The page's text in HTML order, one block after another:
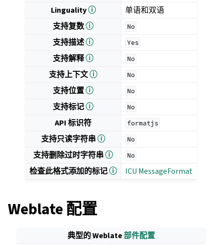
Lingualityⓘ
单语和双语
支持复数ⓘ No
支持描述ⓘ Yes
支持解释ⓘ No
支持上下文ⓘ No
支持位置ⓘ No
支持标记ⓘ No
API 标识符 formatjs
支持只读字符串ⓘ No
支持删除过时字符串ⓘ No
检查此格式添加的标记ⓘ ICU MessageFormat
Weblate 配置
典型的 Weblate部件配置